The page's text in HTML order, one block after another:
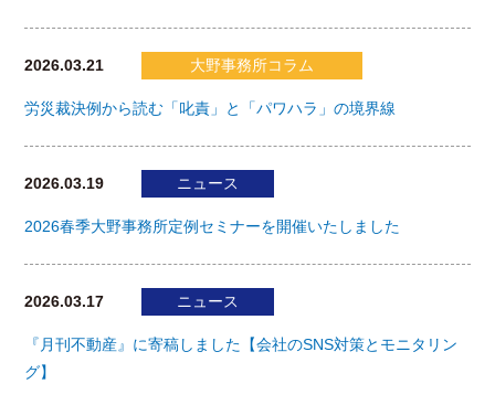
2026.03.21 大野事務所コラム
労災裁決例から読む「叱責」と「パワハラ」の境界線
2026.03.19 ニュース
2026春季大野事務所定例セミナーを開催いたしました
2026.03.17 ニュース
『月刊不動産』に寄稿しました【会社のSNS対策とモニタリン
グ】